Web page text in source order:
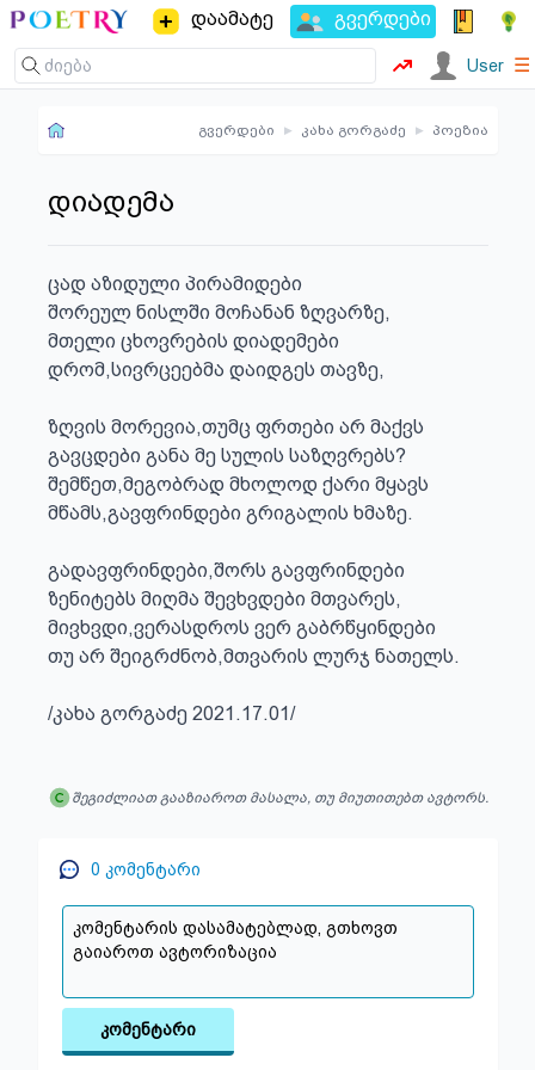
დაამატე გვერდები
User ☰
გვერდები ▸ კახა გორგაძე ▸ პოეზია
დიადემა
ცად აზიდული პირამიდები
შორეულ ნისლში მოჩანან ზღვარზე,
მთელი ცხოვრების დიადემები
დრომ,სივრცეებმა დაიდგეს თავზე,
ზღვის მორევია,თუმც ფრთები არ მაქვს
გავცდები განა მე სულის საზღვრებს?
შემწეთ,მეგობრად მხოლოდ ქარი მყავს
მწამს,გავფრინდები გრიგალის ხმაზე.
გადავფრინდები,შორს გავფრინდები
ზენიტებს მიღმა შევხვდები მთვარეს,
მივხვდი,ვერასდროს ვერ გაბრწყინდები
თუ არ შეიგრძნობ,მთვარის ლურჯ ნათელს.
/კახა გორგაძე 2021.17.01/
შეგიძლიათ გააზიაროთ მასალა, თუ მიუთითებთ ავტორს.
0 კომენტარი
კომენტარი